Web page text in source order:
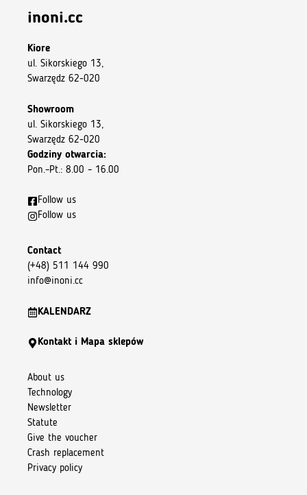
inoni.cc
Kiore
ul. Sikorskiego 13,
Swarzędz 62-020
Showroom
ul. Sikorskiego 13,
Swarzędz 62-020
Godziny otwarcia:
Pon.–Pt.: 8.00 – 16.00
Follow us
Follow us
Contact
(+48) 511 144 990
info@inoni.cc
KALENDARZ
Kontakt i Mapa sklepów
About us
Technology
Newsletter
Statute
Give the voucher
Crash replacement
Privacy policy